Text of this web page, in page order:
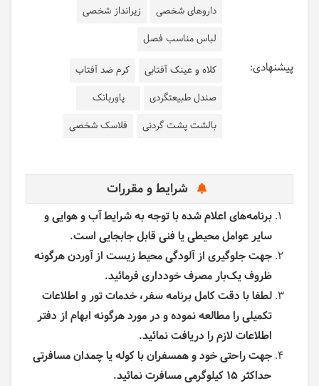
داروهای شخصی
زیرانداز شخصی
لباس مناسب فصل
پیشنهادی: کلاه و عینک آفتابی
کرم ضد آفتاب
صندل طبیعتگردی
پاوربانک
بالشت پشت گردنی
فلاسک شخصی
شرایط و مقررات
برنامه‌های اعلام شده با توجه به شرایط آب و هوایی و
سایر عوامل محیطی یا فنی قابل جابجایی است.
جهت جلوگیری از آلودگی محیط زیست از آوردن هرگونه
ظروف یک‌بار مصرف خودداری فرمائید.
لطفا با دقت کامل برنامه سفر، خدمات تور و اطلاعات
تکمیلی را مطالعه نموده و در مورد هرگونه ابهام از دفتر
اطلاعات لازم را دریافت نمائید.
جهت راحتی خود و همسفران با کوله یا چمدان مسافرتی
حداکثر 15 کیلوگرمی مسافرت نمائید.